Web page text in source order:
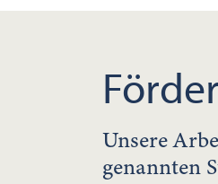
Unsere
genannten